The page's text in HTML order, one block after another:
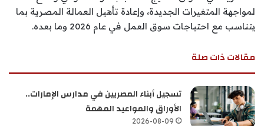
لمواجهة المتغيرات الجديدة، وإعادة تأهيل العمالة المصرية بما
يتناسب مع احتياجات سوق العمل في عام 2026 وما بعده.
مقالات ذات صلة
تسجيل أبناء المصريين في مدارس الإمارات..
الأوراق والمواعيد المهمة
2026-08-09